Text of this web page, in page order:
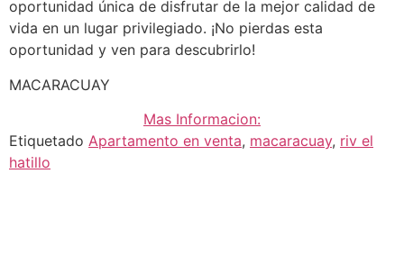
oportunidad única de disfrutar de la mejor calidad de
vida en un lugar privilegiado. ¡No pierdas esta
oportunidad y ven para descubrirlo!
MACARACUAY
Mas Informacion:
Etiquetado Apartamento en venta, macaracuay, riv el
hatillo